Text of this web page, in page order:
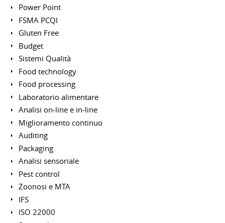
Power Point
FSMA PCQI
Gluten Free
Budget
Sistemi Qualità
Food technology
Food processing
Laboratorio alimentare
Analisi on-line e in-line
Miglioramento continuo
Auditing
Packaging
Analisi sensoriale
Pest control
Zoonosi e MTA
IFS
ISO 22000